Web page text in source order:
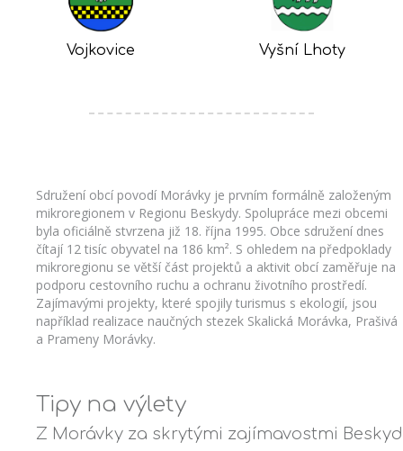
Vojkovice Vyšní Lhoty
Sdružení obcí povodí Morávky je prvním formálně založeným
mikroregionem v Regionu Beskydy. Spolupráce mezi obcemi
byla oficiálně stvrzena již 18. října 1995. Obce sdružení dnes
čítají 12 tisíc obyvatel na 186 km². S ohledem na předpoklady
mikroregionu se větší část projektů a aktivit obcí zaměřuje na
podporu cestovního ruchu a ochranu životního prostředí.
Zajímavými projekty, které spojily turismus s ekologií, jsou
například realizace naučných stezek Skalická Morávka, Prašivá
a Prameny Morávky.
Tipy na výlety
Z Morávky za skrytými zajímavostmi Beskyd